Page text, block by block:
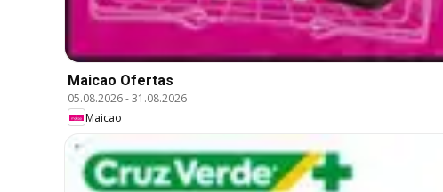
Maicao Ofertas
05.08.2026-31.08.2026
Maicao